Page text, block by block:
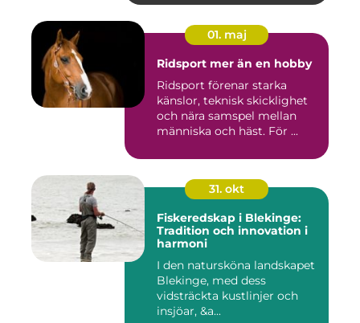
01. maj
Ridsport mer än en hobby
Ridsport förenar starka
känslor, teknisk skicklighet
och nära samspel mellan
människa och häst. För ...
31. okt
Fiskeredskap i Blekinge:
Tradition och innovation i
harmoni
I den natursköna landskapet
Blekinge, med dess
vidsträckta kustlinjer och
insjöar, &a...